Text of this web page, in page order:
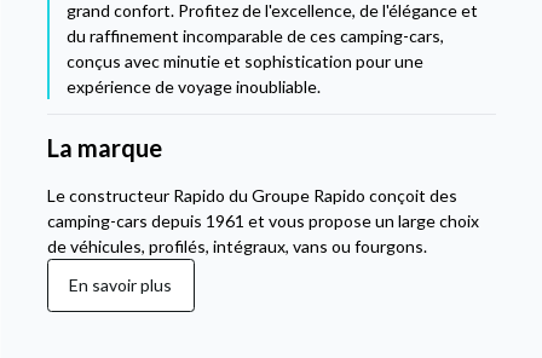
grand confort. Profitez de l'excellence, de l'élégance et
du raffinement incomparable de ces camping-cars,
conçus avec minutie et sophistication pour une
expérience de voyage inoubliable.
La marque
Le constructeur Rapido du Groupe Rapido conçoit des
camping-cars depuis 1961 et vous propose un large choix
de véhicules, profilés, intégraux, vans ou fourgons.
En savoir plus